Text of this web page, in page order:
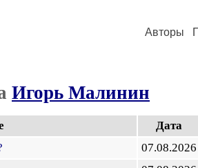
Авторы
Игорь Малинин
Дата
07.08.2026